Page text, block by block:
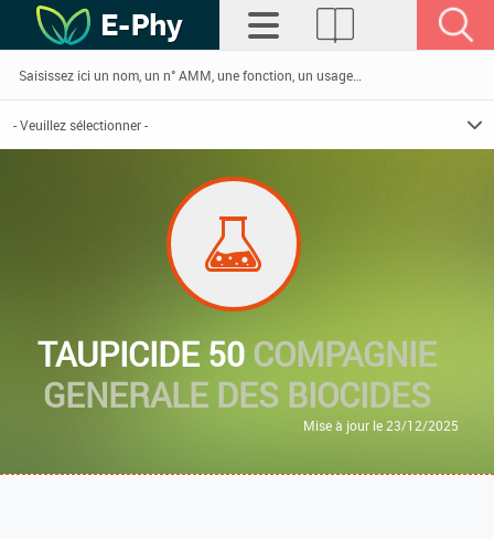
TAUPICIDE 50COMPAGNIE
GENERALE DES BIOCIDES
Mise à jour le 23/12/2025